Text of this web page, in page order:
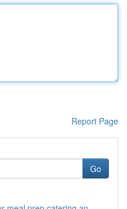
Report Page
Go